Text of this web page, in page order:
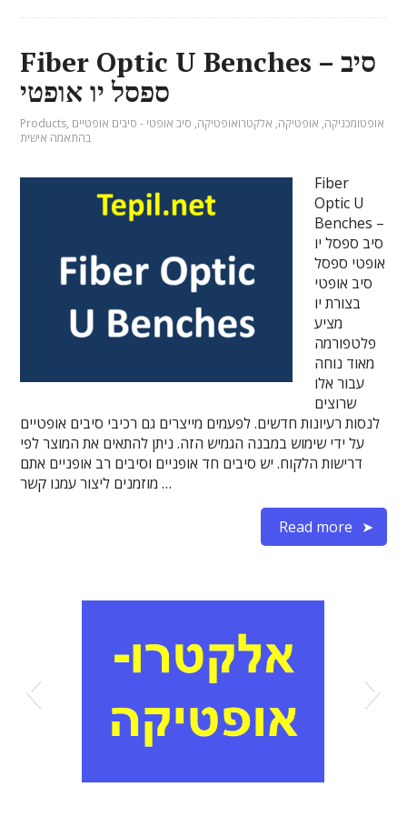
Fiber Optic U Benches – סיב
ספסל יו אופטי
Products, אופטומכניקה, אופטיקה, אלקטרואופטיקה, סיב אופטי - סיבים אופטיים
בהתאמה אישית
Fiber
Optic U
Benches –
סיב ספסל יו
אופטי ספסל
סיב אופטי
בצורת יו
מציע
פלטפורמה
מאוד נוחה
עבור אלו
שרוצים
לנסות רעיונות חדשים. לפעמים מייצרים גם רכיבי סיבים אופטיים
על ידי שימוש במבנה הגמיש הזה. ניתן להתאים את המוצר לפי
דרישות הלקוח. יש סיבים חד אופניים וסיבים רב אופניים אתם
מוזמנים ליצור עמנו קשר …
Read more